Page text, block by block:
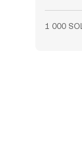
1 000 SOL